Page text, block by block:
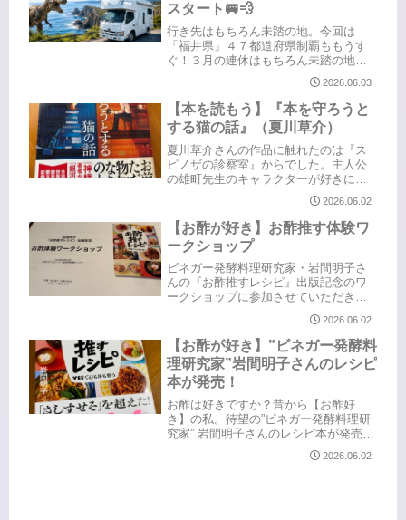
スタート🚐💨
行き先はもちろん未踏の地。今回は
「福井県」４７都道府県制覇ももうす
ぐ！３月の連休はもちろん未踏の地に
行こうと計画。車中泊で行った都道府
県を地図にしてみたらこうなりまし
た。（白いところはまだ行ってない場
所）こうやって見ると、けっこう頑張
ってま...
2026.06.03
【本を読もう】『本を守ろうと
する猫の話』（夏川草介）
夏川草介さんの作品に触れたのは『ス
ピノザの診察室』からでした。主人公
の雄町先生のキャラクターが好きにな
り、続編の『エピクロスの処方箋』も
続けて読みました。（なぜかベストセ
ラーの『神様のカルテ』は未読で、実
写化された映画だけ観ています😅）
元々...
2026.06.02
【お酢が好き】お酢推す体験ワ
ークショップ
ビネガー発酵料理研究家・岩間明子さ
んの『お酢推すレシピ』出版記念のワ
ークショップに参加させていただきま
した。お酢の魅力は無限大♾️あきさん
が訪ねた全国の酢造さんの様々なお酢
たちまだまだ知らないお酢もたくさん
ありましたまずはウェルカムお酢ド
リ...
2026.06.02
【お酢が好き】”ビネガー発酵料
理研究家”岩間明子さんのレシピ
本が発売！
お酢は好きですか？昔から【お酢好
き】の私。待望の”ビネガー発酵料理研
究家” 岩間明子さんのレシピ本が発売さ
れました！すでにメディアなどでご活
躍のあきさん。私みたいな単なる【お
2026.06.02